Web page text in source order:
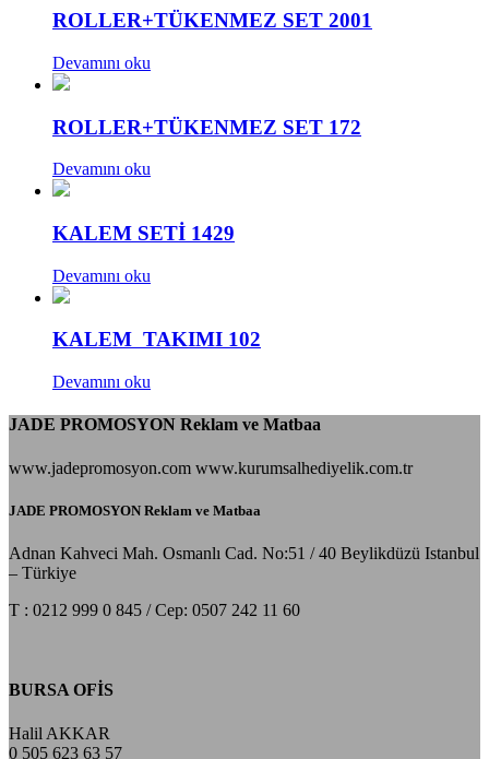
ROLLER+TÜKENMEZ SET 2001
Devamını oku
ROLLER+TÜKENMEZ SET 172
Devamını oku
KALEM SETİ 1429
Devamını oku
KALEM TAKIMI 102
Devamını oku
JADE PROMOSYON Reklam ve Matbaa
www.jadepromosyon.com www.kurumsalhediyelik.com.tr
JADE PROMOSYON Reklam ve Matbaa
Adnan Kahveci Mah. Osmanlı Cad. No:51 / 40 Beylikdüzü Istanbul
– Türkiye
T : 0212 999 0 845 / Cep: 0507 242 11 60
BURSA OFİS
Halil AKKAR
0 505 623 63 57